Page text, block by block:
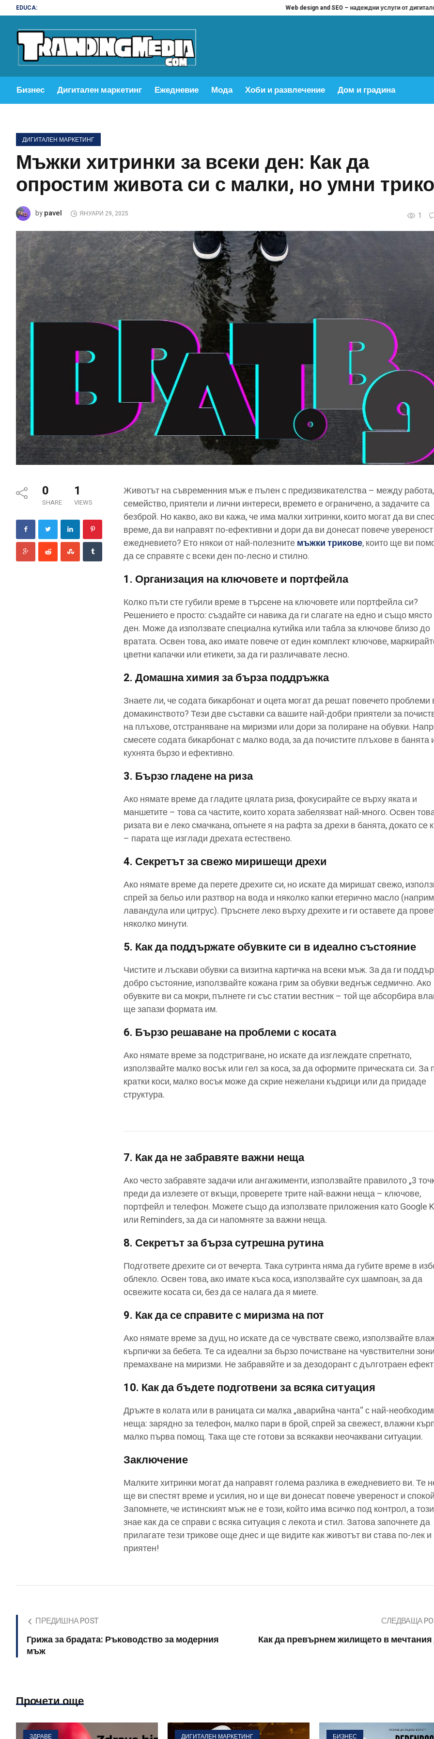
EDUCA: Web design and SEO – надеждни услуги от дигитална агенция
Бизнес Дигитален маркетинг Ежедневие Мода Хоби и развлечение Дом и градина
ДИГИТАЛЕН МАРКЕТИНГ
Мъжки хитринки за всеки ден: Как да
опростим живота си с малки, но умни
1
bypavel ЯНУАРИ 29, 2025
0
SHARE
1
VIEWS
Животът на съвременния мъж е пълен с предизвикателства – между работа,
семейство, приятели и лични интереси, времето е ограничено, а задачите са
безброй. Но какво, ако ви кажа, че има малки хитринки, които могат да ви
време, да ви направят по-ефективни и дори да ви донесат повече
ежедневието? Ето някои от най-полезнитемъжки трикове, които ще ви
да се справяте с всеки ден по-лесно и стилно.
1. Организация на ключовете и портфейла
Колко пъти сте губили време в търсене на ключовете или портфейла си?
Решението е просто: създайте си навика да ги слагате на едно и също място
ден. Може да използвате специална кутийка или табла за ключове близо до
вратата. Освен това, ако имате повече от един комплект ключове,
цветни капачки или етикети, за да ги различавате лесно.
2.Домашна химия за бърза поддръжка
Знаете ли, че содата бикарбонат и оцета могат да решат повечето проблеми
домакинството? Тези две съставки са вашите най-добри приятели за
на плъхове, отстраняване на миризми или дори за полиране на обувки.
смесете содата бикарбонат с малко вода, за да почистите плъхове в банята
кухнята бързо и ефективно.
3. Бързо гладене на риза
Ако нямате време да гладите цялата риза, фокусирайте се върху яката и
маншетите – това са частите, които хората забелязват най-много. Освен
ризата ви е леко смачкана, опънете я на рафта за дрехи в банята, докато се
– парата ще изглади дрехата естествено.
4. Секретът за свежо миришещи дрехи
Ако нямате време да перете дрехите си, но искате да миришат свежо,
спрей за бельо или разтвор на вода и няколко капки етерично масло
лавандула или цитрус). Пръснете леко върху дрехите и ги оставете да
няколко минути.
5. Как да поддържате обувките си в идеално състояние
Чистите и лъскави обувки са визитна картичка на всеки мъж. За да ги
добро състояние, използвайте кожана грим за обувки веднъж седмично. Ако
обувките ви са мокри, пълнете ги със статии вестник – той ще абсорбира
ще запази формата им.
6. Бързо решаване на проблеми с косата
Ако нямате време за подстригване, но искате да изглеждате спретнато,
използвайте малко восък или гел за коса, за да оформите прическата си. За
кратки коси, малко восък може да скрие нежелани къдрици или да придаде
структура.
7. Как да не забравяте важни неща
Ако често забравяте задачи или ангажименти, използвайте правилото „3
преди да излезете от вкъщи, проверете трите най-важни неща – ключове,
портфейл и телефон. Можете също да използвате приложения като Google
или Reminders, за да си напомняте за важни неща.
8. Секретът за бърза сутрешна рутина
Подгответе дрехите си от вечерта. Така сутринта няма да губите време в
облекло. Освен това, ако имате къса коса, използвайте сух шампоан, за да
освежите косата си, без да се налага да я миете.
9. Как да се справите с миризма на пот
Ако нямате време за душ, но искате да се чувствате свежо, използвайте
кърпички за бебета. Те са идеални за бързо почистване на чувствителни
премахване на миризми. Не забравяйте и за дезодорант с дълготраен
10. Как да бъдете подготвени за всяка ситуация
Дръжте в колата или в раницата си малка „аварийна чанта“ с най-
неща: зарядно за телефон, малко пари в брой, спрей за свежест, влажни
малко първа помощ. Така ще сте готови за всякакви неочаквани ситуации.
Заключение
Малките хитринки могат да направят голема разлика в ежедневието ви. Те
ще ви спестят време и усилия, но и ще ви донесат повече увереност и
Запомнете, че истинският мъж не е този, който има всичко под контрол, а
знае как да се справи с всяка ситуация с лекота и стил. Затова започнете да
прилагате тези трикове още днес и ще видите как животът ви става по-лек и
приятен!
ПРЕДИШНА POST
Грижа за брадата: Ръководство за модерния
мъж
СЛЕДВАЩА
Как да превърнем жилището в
Прочети още
ЗДРАВЕ ДИГИТАЛЕН МАРКЕТИНГ БИЗНЕС